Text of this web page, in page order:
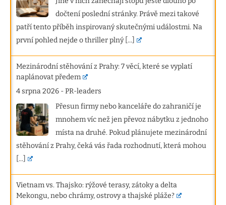
dočtení poslední stránky. Právě mezi takové
patří tento příběh inspirovaný skutečnými událostmi. Na
první pohled nejde o thriller plný [...]
Mezinárodní stěhování z Prahy: 7 věcí, které se vyplatí
naplánovat předem
4 srpna 2026 -PR-leaders
Přesun firmy nebo kanceláře do zahraničí je
mnohem víc než jen převoz nábytku z jednoho
místa na druhé. Pokud plánujete mezinárodní
stěhování z Prahy, čeká vás řada rozhodnutí, která mohou
[...]
Vietnam vs. Thajsko: rýžové terasy, zátoky a delta
Mekongu, nebo chrámy, ostrovy a thajské pláže?